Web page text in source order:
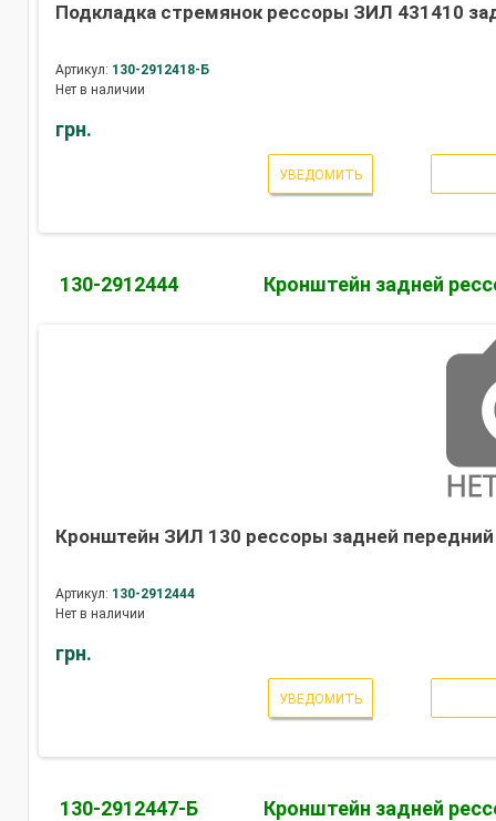
Подкладка стремянок рессоры ЗИЛ 431410
Артикул: 130-2912418-Б
Нет в наличии
грн.
УВЕДОМИТЬ
130-2912444 Кронштейн задней
Кронштейн ЗИЛ 130 рессоры задней
Артикул: 130-2912444
Нет в наличии
грн.
УВЕДОМИТЬ
130-2912447-Б Кронштейн задней